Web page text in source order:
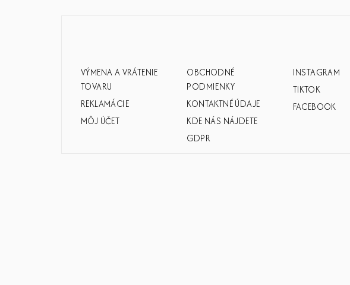
VÝMENA A VRÁTENIE
TOVARU
REKLAMÁCIE
MÔJ ÚČET
OBCHODNÉ
PODMIENKY
KONTAKTNÉ ÚDAJE
KDE NÁS NÁJDETE
GDPR
INSTAGRAM
TIKTOK
FACEBOOK